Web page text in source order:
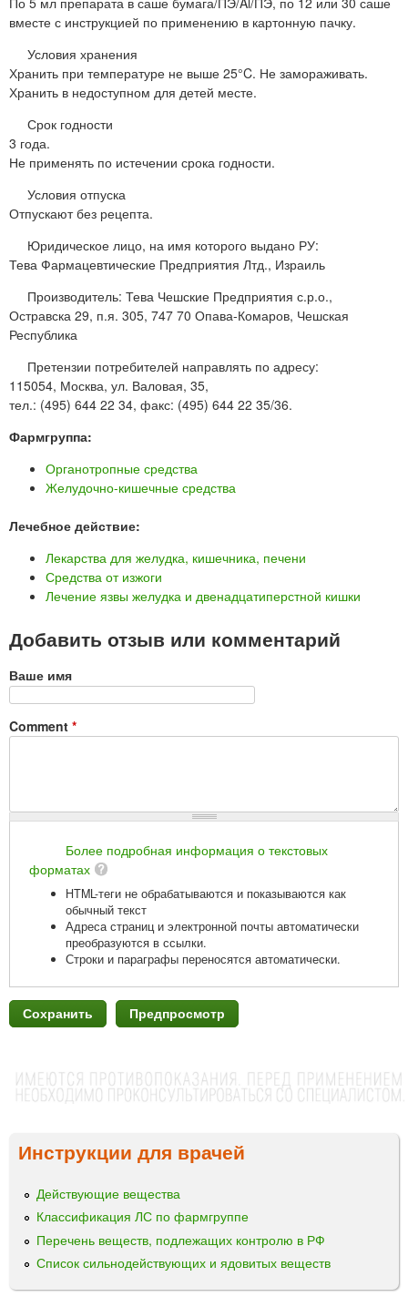
вместе с инструкцией по применению в картонную пачку.
Условия хранения
Хранить при температуре не выше 25°C. Не замораживать.
Хранить в недоступном для детей месте.
Срок годности
3 года.
Не применять по истечении срока годности.
Условия отпуска
Отпускают без рецепта.
Юридическое лицо, на имя которого выдано РУ:
Тева Фармацевтические Предприятия Лтд., Израиль
Производитель: Тева Чешские Предприятия с.р.о.,
Остравска 29, п.я. 305, 747 70 Опава-Комаров, Чешская
Республика
Претензии потребителей направлять по адресу:
115054, Москва, ул. Валовая, 35,
тел.: (495) 644 22 34, факс: (495) 644 22 35/36.
Фармгруппа:
Органотропные средства
Желудочно-кишечные средства
Лечебное действие:
Лекарства для желудка, кишечника, печени
Средства от изжоги
Лечение язвы желудка и двенадцатиперстной кишки
Добавить отзыв или комментарий
Ваше имя
Comment *
Более подробная информация о текстовых
форматах
HTML-теги не обрабатываются и показываются как
обычный текст
Адреса страниц и электронной почты автоматически
преобразуются в ссылки.
Строки и параграфы переносятся автоматически.
Инструкции для врачей
Действующие вещества
Классификация ЛС по фармгруппе
Перечень веществ, подлежащих контролю в РФ
Список сильнодействующих и ядовитых веществ